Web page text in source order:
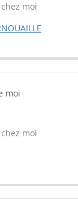
moi
moi
moi